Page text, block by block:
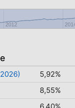
2012
5,92%
8,55%